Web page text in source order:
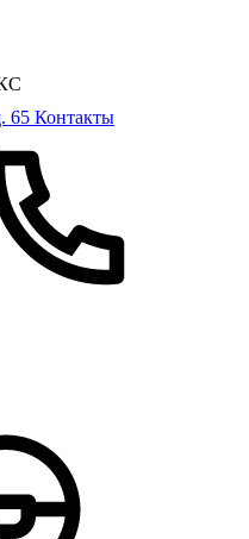
65 Контакты